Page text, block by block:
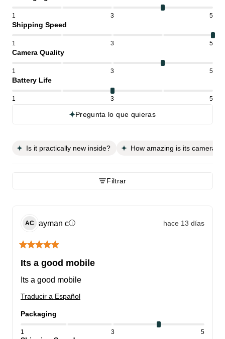
1 3 5
Shipping Speed
1 3 5
Camera Quality
1 3 5
Battery Life
1 3 5
Pregunta lo que quieras
Is it practically new inside? How amazing is its camera
Filtrar
AC ayman cⓘ hace 13 días
Its a good mobile
Its a good mobile
Traducir a Español
Packaging
1 3 5